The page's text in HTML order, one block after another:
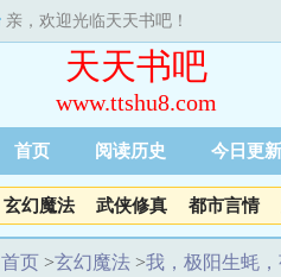
亲，欢迎光临天天书吧！
天天书吧
www.ttshu8.com
首页 阅读历史 今日更新
玄幻魔法 武侠修真 都市言情
首页 >玄幻魔法 >我，极阳生蚝